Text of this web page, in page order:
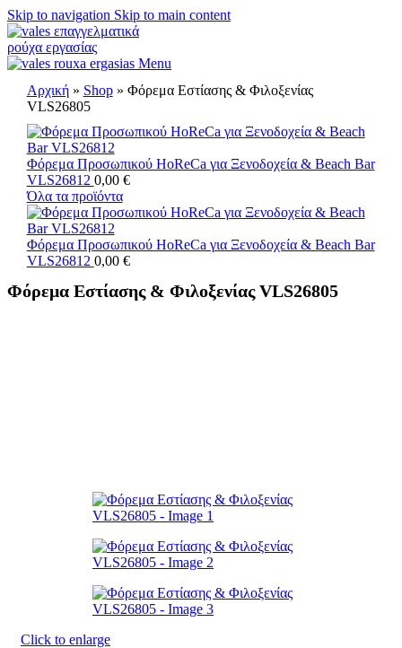
Skip to navigation Skip to main content
Menu
Αρχική» Shop» Φόρεμα Εστίασης & Φιλοξενίας
VLS26805
Φόρεμα Προσωπικού HoReCa για Ξενοδοχεία & Beach Bar
VLS26812 0,00 €
Όλα τα προϊόντα
Φόρεμα Προσωπικού HoReCa για Ξενοδοχεία & Beach Bar
VLS26812 0,00 €
Φόρεμα Εστίασης & Φιλοξενίας VLS26805
Click to enlarge